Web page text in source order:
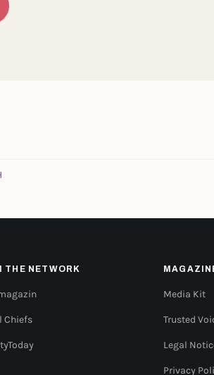
THE NETWORK
Chiefs
Media Kit
Trusted
Legal
Privacy